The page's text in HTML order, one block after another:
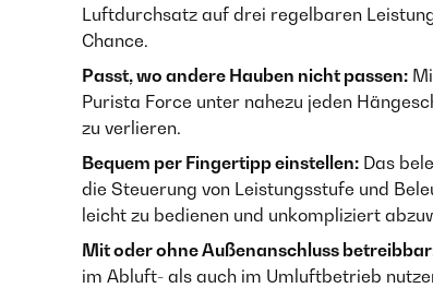
Luftdurchsatz auf drei regelbaren
Chance.
Passt, wo andere Hauben nicht passen:
Purista Force unter nahezu jeden
zu verlieren.
Bequem per Fingertipp einstellen: Das
die Steuerung von Leistungsstufe und
leicht zu bedienen und unkompliziert
Mit oder ohne Außenanschluss
im Abluft- als auch im Umluftbetrieb